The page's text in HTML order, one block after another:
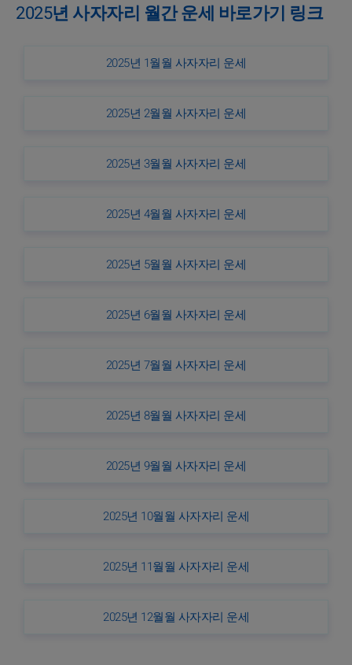
2025년 사자자리 월간 운세 바로가기 링크
2025년 1월월 사자자리 운세
2025년 2월월 사자자리 운세
2025년 3월월 사자자리 운세
2025년 4월월 사자자리 운세
2025년 5월월 사자자리 운세
2025년 6월월 사자자리 운세
2025년 7월월 사자자리 운세
2025년 8월월 사자자리 운세
2025년 9월월 사자자리 운세
2025년 10월월 사자자리 운세
2025년 11월월 사자자리 운세
2025년 12월월 사자자리 운세